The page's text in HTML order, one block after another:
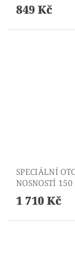
849 Kč
SPECIÁLNÍ
NOSNOSTÍ 150
1 710 Kč